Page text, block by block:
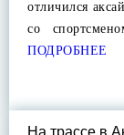
отличился
со
ПОДРОБНЕЕ
На трассе в